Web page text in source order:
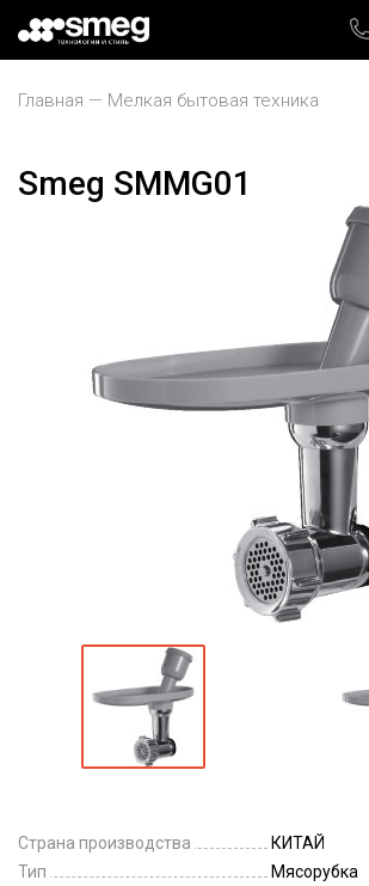
Главная Мелкая бытовая техника
Smeg SMMG01
Страна производства
КИТАЙ
Тип
Мясорубка